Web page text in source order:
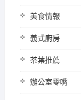
美食情報
義式廚房
茶葉推薦
辦公室零嘴